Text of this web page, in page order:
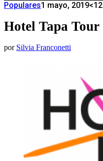
Populares1 mayo, 2019
Hotel Tapa Tour
por Silvia Franconetti